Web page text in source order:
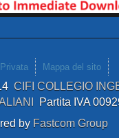
Mappa del sito
CIFI COLLEGIO
Partita IVA
by Fastcom Group